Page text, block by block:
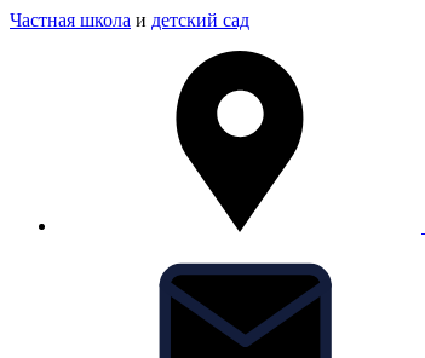
Частная школа и детский сад